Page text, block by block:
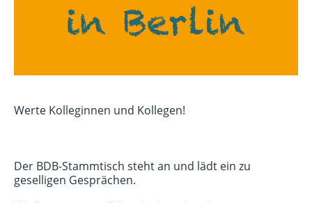
Werte Kolleginnen und Kollegen!
Der BDB-Stammtisch steht an und lädt ein zu
geselligen Gesprächen.